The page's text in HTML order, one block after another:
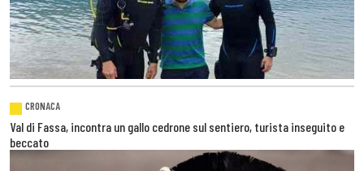
CRONACA
Val di Fassa, incontra un gallo cedrone sul sentiero, turista inseguito e
beccato